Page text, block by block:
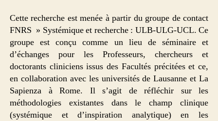
Cette recherche est menée à partir du groupe de contact
FNRS » Systémique et recherche : ULB-ULG-UCL. Ce
groupe est conçu comme un lieu de séminaire et
d’échanges pour les Professeurs, chercheurs et
doctorants cliniciens issus des Facultés précitées et ce,
en collaboration avec les universités de Lausanne et La
Sapienza à Rome. Il s’agit de réfléchir sur les
méthodologies existantes dans le champ clinique
(systémique et d’inspiration analytique) en les